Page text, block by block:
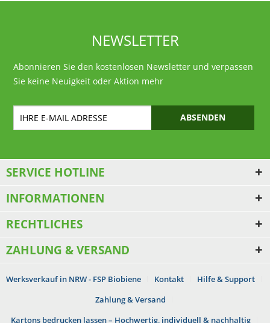
NEWSLETTER
Abonnieren Sie den kostenlosen Newsletter und verpassen
Sie keine Neuigkeit oder Aktion mehr
ABSENDEN
SERVICE HOTLINE
INFORMATIONEN
RECHTLICHES
ZAHLUNG & VERSAND
Werksverkauf in NRW - FSP Biobiene Kontakt
Hilfe & Support
Zahlung & Versand
Kartons bedrucken lassen – Hochwertig, individuell & nachhaltig